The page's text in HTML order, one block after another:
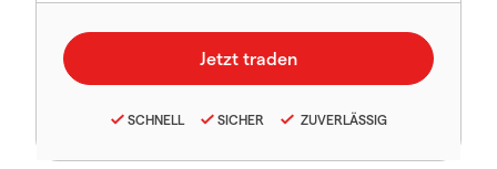
SCHNELL SICHER ZUVERLÄSSIG